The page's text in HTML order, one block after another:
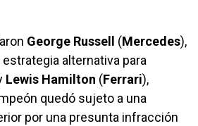
George Russell (Mercedes),
alternativa para
Lewis Hamilton (Ferrari),
quedó sujeto a una
por una presunta infracción